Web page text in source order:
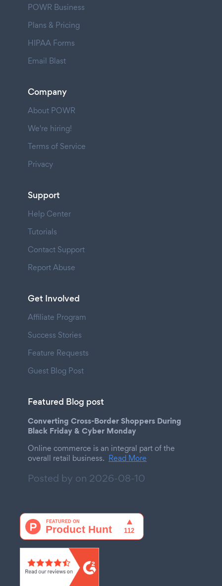
POWR Business
Plans & Pricing
HIPAA Forms
Email Blast
Company
About POWR
We're hiring!
Terms of Service
Privacy
Support
Help Center
Tutorials
Contact Support
Report Abuse
Get Involved
Affiliate Program
Success Stories
Feature Requests
Guest Blog Post
Featured Blog post
Converting Cross-Border Shoppers During
Black Friday & Cyber Monday
Online commerce is an integral part of the
overall retail business. Read More
Posted by on 2026-08-10